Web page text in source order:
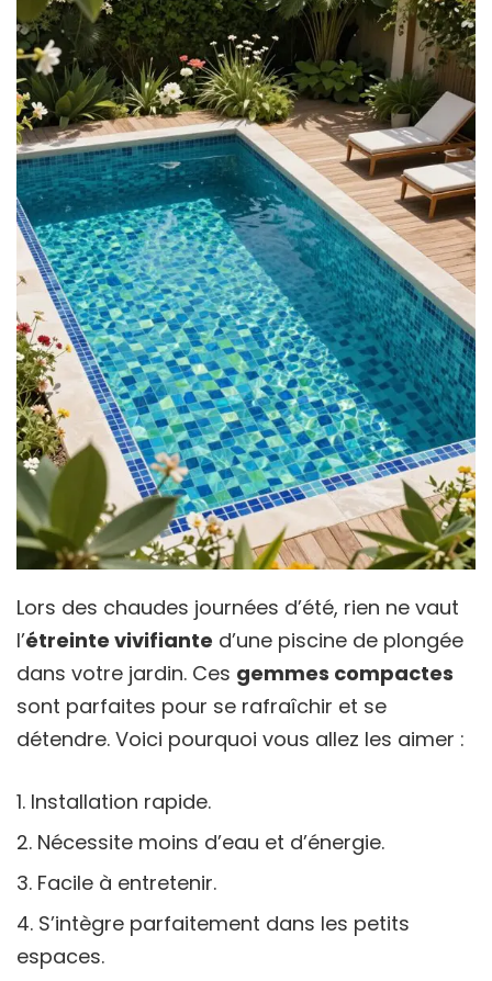
Lors des chaudes journées d’été, rien ne vaut
l’étreinte vivifiante d’une piscine de plongée
dans votre jardin. Ces gemmes compactes
sont parfaites pour se rafraîchir et se
détendre. Voici pourquoi vous allez les aimer :
Installation rapide.
Nécessite moins d’eau et d’énergie.
Facile à entretenir.
S’intègre parfaitement dans les petits
espaces.